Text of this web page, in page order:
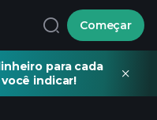
Começar
para cada
indicar!